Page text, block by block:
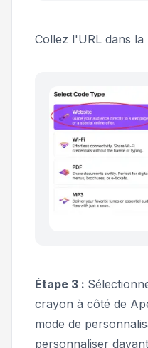
Collez l'URL dans la
Étape 3 :
crayon à côté de
mode de
personnaliser